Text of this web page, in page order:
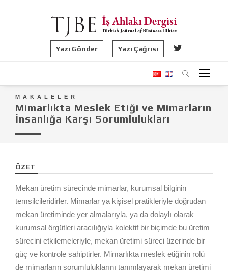
Yazı Gönder Yazı Çağrısı
MAKALELER
Mimarlıkta Meslek Etiği ve Mimarların
İnsanlığa Karşı Sorumlulukları
ÖZET
Mekan üretim sürecinde mimarlar, kurumsal bilginin
temsilcileridirler. Mimarlar ya kişisel pratikleriyle doğrudan
mekan üretiminde yer almalarıyla, ya da dolaylı olarak
kurumsal örgütleri aracılığıyla kolektif bir biçimde bu üretim
sürecini etkilemeleriyle, mekan üretimi süreci üzerinde bir
güç ve kontrole sahiptirler. Mimarlıkta meslek etiğinin rolü
de mimarların sorumluluklarını tanımlayarak mekan üretimi